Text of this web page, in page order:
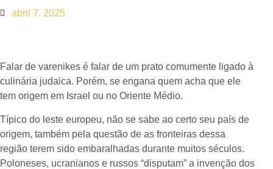
abril 7, 2025
Falar de varenikes é falar de um prato comumente ligado à
culinária judaica. Porém, se engana quem acha que ele
tem origem em Israel ou no Oriente Médio.
Típico do leste europeu, não se sabe ao certo seu país de
origem, também pela questão de as fronteiras dessa
região terem sido embaralhadas durante muitos séculos.
Poloneses, ucranianos e russos “disputam” a invenção dos